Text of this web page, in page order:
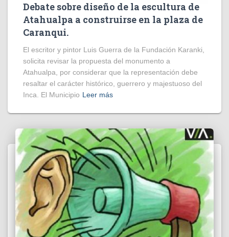
Debate sobre diseño de la escultura de
Atahualpa a construirse en la plaza de
Caranqui.
El escritor y pintor Luis Guerra de la Fundación Karanki,
solicita revisar la propuesta del monumento a
Atahualpa, por considerar que la representación debe
resaltar el carácter histórico, guerrero y majestuoso del
Inca. El Municipio Leer más